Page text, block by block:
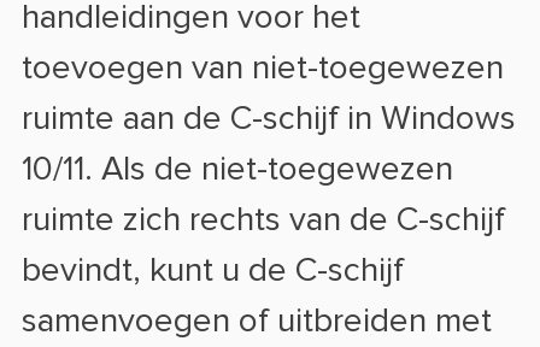
handleidingen voor het
toevoegen van niet-toegewezen
ruimte aan de C-schijf in Windows
10/11. Als de niet-toegewezen
ruimte zich rechts van de C-schijf
bevindt, kunt u de C-schijf
samenvoegen of uitbreiden met